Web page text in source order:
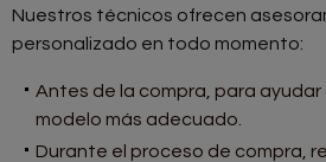
Nuestros técnicos ofrecen
personalizado en todo momento:
Antes de la compra, para ayudar
modelo más adecuado.
Durante el proceso de compra,